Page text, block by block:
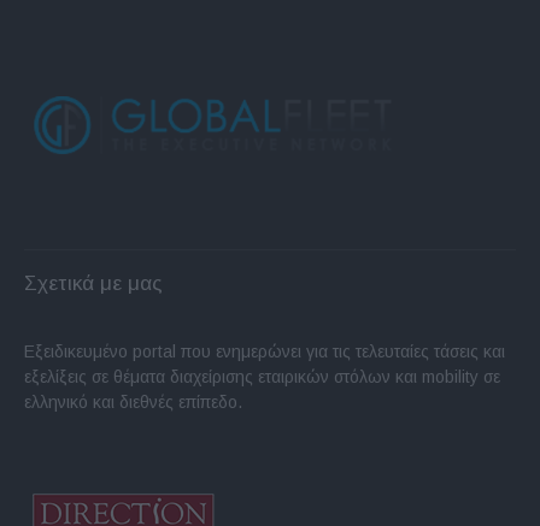
Σχετικά με μας
Εξειδικευμένο portal που ενημερώνει για τις τελευταίες τάσεις και
εξελίξεις σε θέματα διαχείρισης εταιρικών στόλων και mobility σε
ελληνικό και διεθνές επίπεδο.